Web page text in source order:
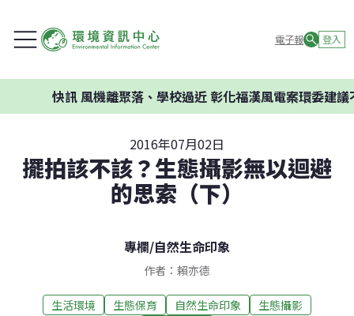
電子報 登入
風機離聚落、學校過近 彰化福漢風電案環委建議不應開
2016年07月02日
擺拍該不該？生態攝影無以迴避
的思索（下）
專欄/自然生命印象
作者：賴亦德
生活環境 生態保育 自然生命印象
生態攝影